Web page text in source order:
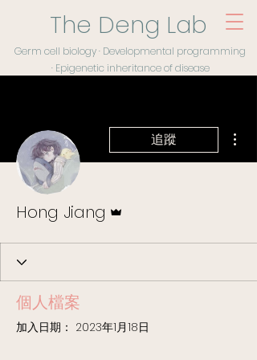
The Deng Lab
Germ cell biology · Developmental programming
· Epigenetic inheritance of disease
追蹤
Hong Jiang
個人檔案
加入日期： 2023年1月18日